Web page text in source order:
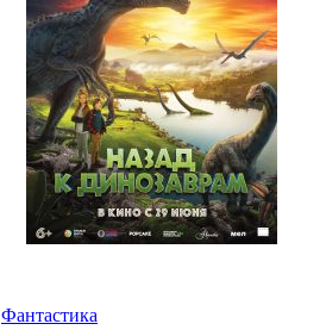
Фантастика